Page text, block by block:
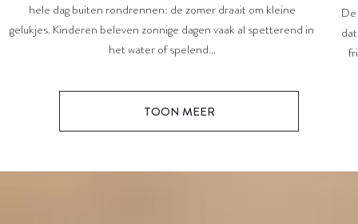
hele dag buiten rondrennen: de zomer draait om kleine
gelukjes. Kinderen beleven zonnige dagen vaak al spetterend in
het water of spelend...
TOON MEER